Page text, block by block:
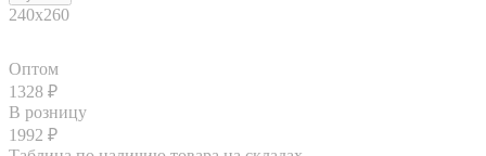
240х260
Оптом
1328 ₽
В розницу
1992 ₽